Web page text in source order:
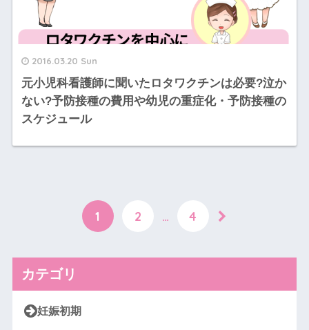
2016.03.20 Sun
元小児科看護師に聞いたロタワクチンは必要?泣か
ない?予防接種の費用や幼児の重症化・予防接種の
スケジュール
1 2 … 4
カテゴリ
妊娠初期